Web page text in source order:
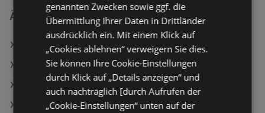
Ähnliche Händler
MPREIS Angebote
ADEG Angebote
SPAR Angebote
T&G Angebote
genannten Zwecken sowie ggf. die
Übermittlung Ihrer Daten in Drittländer
ausdrücklich ein. Mit einem Klick auf
„Cookies ablehnen“ verweigern Sie dies.
Sie können Ihre Cookie-Einstellungen
durch Klick auf „Details anzeigen“ und
auch nachträglich [durch Aufrufen der
„Cookie-Einstellungen“ unten auf der